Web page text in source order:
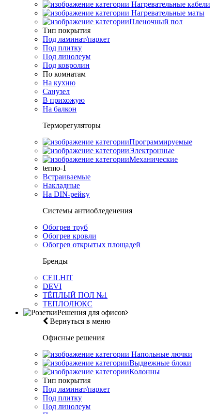
Нагревательные кабели
Нагревательные маты
Пленочный пол
Тип покрытия
Под ламинат/паркет
Под плитку
Под линолеум
Под ковролин
По комнатам
На кухню
Санузел
В прихожую
На балкон
Терморегуляторы
Программируемые
Электронные
Механические
termo-1
Встраиваемые
Накладные
На DIN-рейку
Системы антиобледенения
Обогрев труб
Обогрев кровли
Обогрев открытых площадей
Бренды
CEILHIT
DEVI
ТЁПЛЫЙ ПОЛ №1
ТЕПЛОЛЮКС
Решения для офисов
Вернуться в меню
Офисные решения
Напольные лючки
Выдвежные блоки
Колонны
Тип покрытия
Под ламинат/паркет
Под плитку
Под линолеум